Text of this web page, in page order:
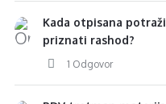
Kada otpisana
priznati rashod?
1 Odgovor